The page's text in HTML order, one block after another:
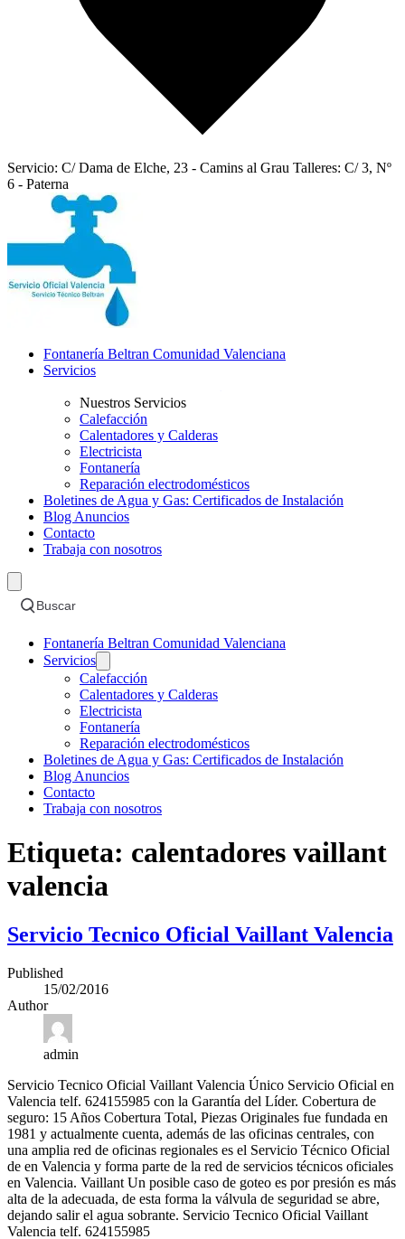
Servicio: C/ Dama de Elche, 23 - Camins al Grau Talleres: C/ 3, Nº
6 - Paterna
Fontanería Beltran Comunidad Valenciana
Servicios
Nuestros Servicios
Calefacción
Calentadores y Calderas
Electricista
Fontanería
Reparación electrodomésticos
Boletines de Agua y Gas: Certificados de Instalación
Blog Anuncios
Contacto
Trabaja con nosotros
Buscar
Fontanería Beltran Comunidad Valenciana
Servicios
Calefacción
Calentadores y Calderas
Electricista
Fontanería
Reparación electrodomésticos
Boletines de Agua y Gas: Certificados de Instalación
Blog Anuncios
Contacto
Trabaja con nosotros
Etiqueta: calentadores vaillant
valencia
Servicio Tecnico Oficial Vaillant Valencia
Published
15/02/2016
Author
admin
Servicio Tecnico Oficial Vaillant Valencia Único Servicio Oficial en
Valencia telf. 624155985 con la Garantía del Líder. Cobertura de
seguro: 15 Años Cobertura Total, Piezas Originales fue fundada en
1981 y actualmente cuenta, además de las oficinas centrales, con
una amplia red de oficinas regionales es el Servicio Técnico Oficial
de en Valencia y forma parte de la red de servicios técnicos oficiales
en Valencia. Vaillant Un posible caso de goteo es por presión es más
alta de la adecuada, de esta forma la válvula de seguridad se abre,
dejando salir el agua sobrante. Servicio Tecnico Oficial Vaillant
Valencia telf. 624155985